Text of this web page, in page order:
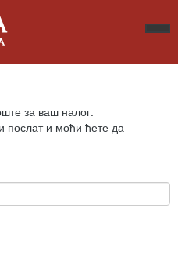
за ваш налог.
послат и моћи ћете да